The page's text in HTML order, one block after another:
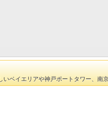
ベイエリアや神戸ポートタワー、南